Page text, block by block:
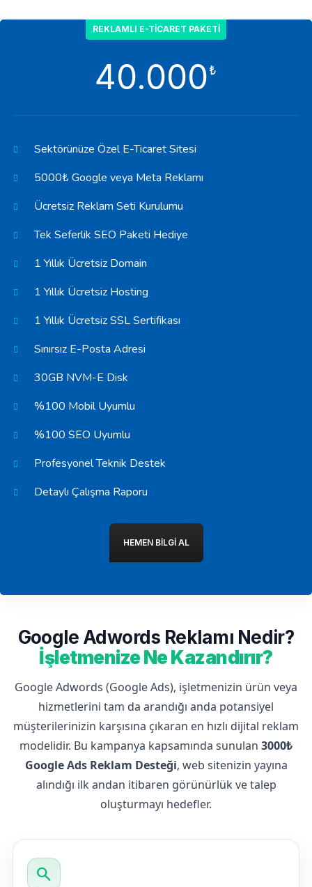
REKLAMLI E-TICARET PAKETI
40.000₺
Sektörünüze Özel E-Ticaret Sitesi
5000₺ Google veya Meta Reklamı
Ücretsiz Reklam Seti Kurulumu
Tek Seferlik SEO Paketi Hediye
1 Yıllık Ücretsiz Domain
1 Yıllık Ücretsiz Hosting
1 Yıllık Ücretsiz SSL Sertifikası
Sınırsız E-Posta Adresi
30GB NVM-E Disk
%100 Mobil Uyumlu
%100 SEO Uyumlu
Profesyonel Teknik Destek
Detaylı Çalışma Raporu
HEMEN BILGI AL
Google Adwords Reklamı Nedir?
İşletmenize Ne Kazandırır?
Google Adwords (Google Ads), işletmenizin ürün veya
hizmetlerini tam da arandığı anda potansiyel
müşterilerinizin karşısına çıkaran en hızlı dijital reklam
modelidir. Bu kampanya kapsamında sunulan 3000₺
Google Ads Reklam Desteği, web sitenizin yayına
alındığı ilk andan itibaren görünürlük ve talep
oluşturmayı hedefler.
search